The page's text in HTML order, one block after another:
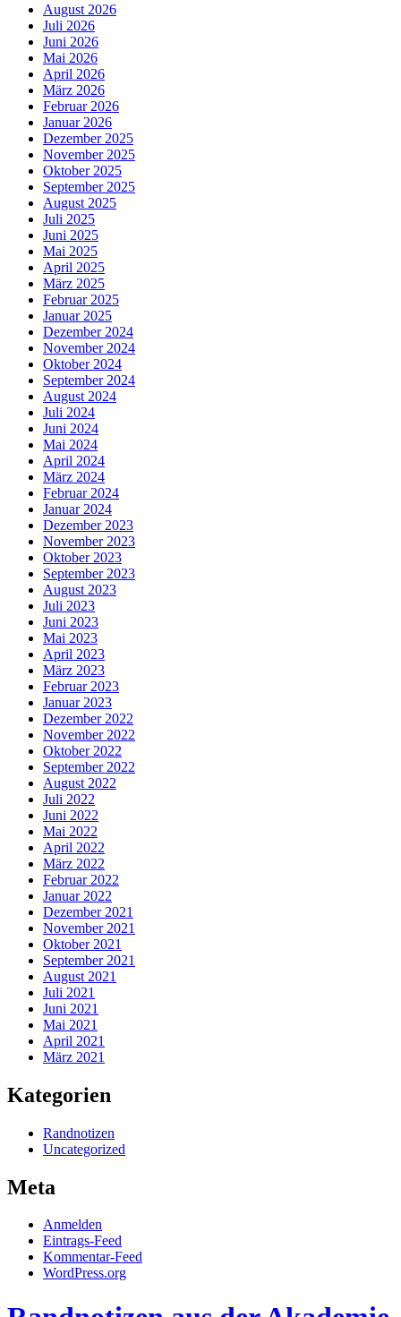
August 2026
Juli 2026
Juni 2026
Mai 2026
April 2026
März 2026
Februar 2026
Januar 2026
Dezember 2025
November 2025
Oktober 2025
September 2025
August 2025
Juli 2025
Juni 2025
Mai 2025
April 2025
März 2025
Februar 2025
Januar 2025
Dezember 2024
November 2024
Oktober 2024
September 2024
August 2024
Juli 2024
Juni 2024
Mai 2024
April 2024
März 2024
Februar 2024
Januar 2024
Dezember 2023
November 2023
Oktober 2023
September 2023
August 2023
Juli 2023
Juni 2023
Mai 2023
April 2023
März 2023
Februar 2023
Januar 2023
Dezember 2022
November 2022
Oktober 2022
September 2022
August 2022
Juli 2022
Juni 2022
Mai 2022
April 2022
März 2022
Februar 2022
Januar 2022
Dezember 2021
November 2021
Oktober 2021
September 2021
August 2021
Juli 2021
Juni 2021
Mai 2021
April 2021
März 2021
Kategorien
Randnotizen
Uncategorized
Meta
Anmelden
Eintrags-Feed
Kommentar-Feed
WordPress.org